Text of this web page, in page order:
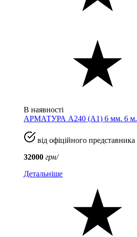
В наявності
АРМАТУРА А240 (A1) 6 мм. 6 м.
від офіційного представника
32000 грн/
Детальніше